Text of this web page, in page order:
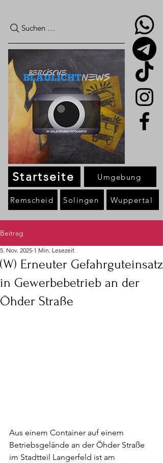
Suchen …
Startseite
Remscheid Solingen Wuppertal
Umgebung
Beitrag
(W) Erneuter Gefahrguteinsatz
in Gewerbebetrieb an der
Öhder Straße
5. Nov. 2025 1 Min. Lesezeit
Aus einem Container auf einem
Betriebsgelände an der Öhder Straße
im Stadtteil Langerfeld ist am